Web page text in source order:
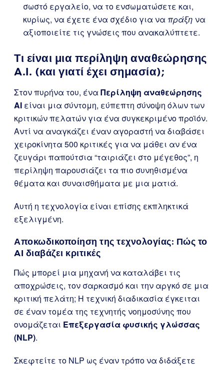
σωστό εργαλείο, να το ενσωματώσετε και,
κυρίως, να έχετε ένα σχέδιο για να πράξη να
αξιοποιείτε τις γνώσεις που ανακαλύπτετε.
Τι είναι μια περίληψη αναθεώρησης
A.I. (και γιατί έχει σημασία);
Στον πυρήνα του, ένα Περίληψη αναθεώρησης
AI είναι μια σύντομη, εύπεπτη σύνοψη όλων των
κριτικών πελατών για ένα συγκεκριμένο προϊόν.
Αντί να αναγκάζει έναν αγοραστή να διαβάσει
χειροκίνητα 500 κριτικές για να μάθει αν ένα
ζευγάρι παπούτσια “ταιριάζει στο μέγεθος”, η
περίληψη παρουσιάζει τα πιο συνηθισμένα
θέματα και συναισθήματα με μια ματιά.
Αυτή η τεχνολογία είναι επίσης εκπληκτικά
εξελιγμένη.
Αποκωδικοποίηση της τεχνολογίας: Πώς το
AI διαβάζει κριτικές
Πώς μπορεί μια μηχανή να καταλάβει τις
αποχρώσεις, τον σαρκασμό και την αργκό σε μια
κριτική πελάτη; Η τεχνική διαδικασία έγκειται
σε έναν τομέα της τεχνητής νοημοσύνης που
ονομάζεται Επεξεργασία φυσικής γλώσσας
(NLP).
Σκεφτείτε το NLP ως έναν τρόπο να διδάξετε